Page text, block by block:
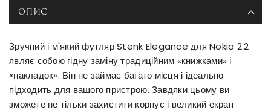
ОПИС
Зручний і м'який футляр Stenk Elegance для Nokia 2.2
являє собою гідну заміну традиційним «книжками» і
«накладок». Він не займає багато місця і ідеально
підходить для вашого пристрою. Завдяки цьому ви
зможете не тільки захистити корпус і великий екран